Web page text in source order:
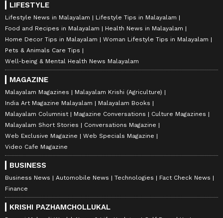
LIFESTYLE
Lifestyle News in Malayalam
Lifestyle Tips in Malayalam
Food and Recipes in Malayalam
Health News in Malayalam
Home Decor Tips in Malayalam
Woman Lifestyle Tips in Malayalam
Pets & Animals Care Tips
Well-being & Mental Health News Malayalam
MAGAZINE
Malayalam Magazines
Malayalam Krishi (Agriculture)
India Art Magazine Malayalam
Malayalam Books
Malayalam Columnist
Magazine Conversations
Culture Magazines
Malayalam Short Stories
Conversations Magazine
Web Exclusive Magazine
Web Specials Magazine
Video Cafe Magazine
BUSINESS
Business News Automobile News Technologies
Fact Check News
Finance
KRISHI PAZHAMCHOLLUKAL